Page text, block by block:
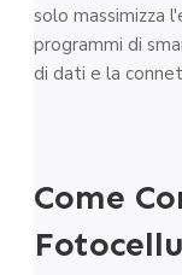
solo massimizza
programmi di
di dati e la
Come